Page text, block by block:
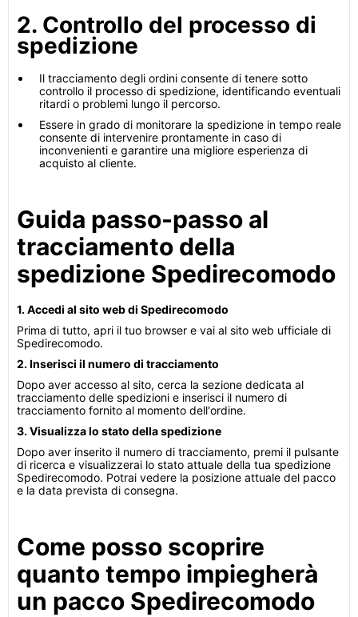
2. Controllo del processo di
spedizione
Il tracciamento degli ordini consente di tenere sotto
controllo il processo di spedizione, identificando eventuali
ritardi o problemi lungo il percorso.
Essere in grado di monitorare la spedizione in tempo reale
consente di intervenire prontamente in caso di
inconvenienti e garantire una migliore esperienza di
acquisto al cliente.
Guida passo-passo al
tracciamento della
spedizione Spedirecomodo
1. Accedi al sito web di Spedirecomodo
Prima di tutto, apri il tuo browser e vai al sito web ufficiale di
Spedirecomodo.
2. Inserisci il numero di tracciamento
Dopo aver accesso al sito, cerca la sezione dedicata al
tracciamento delle spedizioni e inserisci il numero di
tracciamento fornito al momento dell'ordine.
3. Visualizza lo stato della spedizione
Dopo aver inserito il numero di tracciamento, premi il pulsante
di ricerca e visualizzerai lo stato attuale della tua spedizione
Spedirecomodo. Potrai vedere la posizione attuale del pacco
e la data prevista di consegna.
Come posso scoprire
quanto tempo impiegherà
un pacco Spedirecomodo